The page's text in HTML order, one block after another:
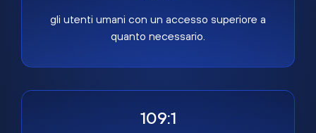
gli utenti umani con un accesso superiore a
quanto necessario.
109:1